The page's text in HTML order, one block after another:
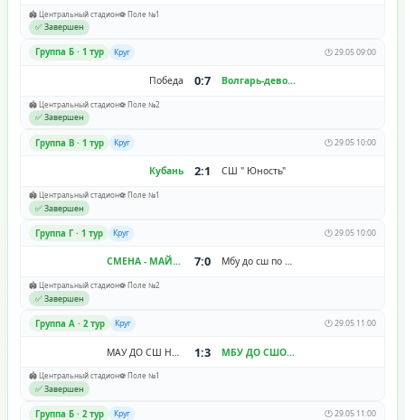
🏟️ Центральный стадион⚽ Поле №1
✅ Завершен
Группа Б · 1 тур Круг 🕐 29.05 09:00
Победа 0:7 Волгарь-девочки
🏟️ Центральный стадион⚽ Поле №2
✅ Завершен
Группа В · 1 тур Круг 🕐 29.05 10:00
Кубань 2:1 СШ " Юность"
🏟️ Центральный стадион⚽ Поле №1
✅ Завершен
Группа Г · 1 тур Круг 🕐 29.05 10:00
СМЕНА - МАЙСТРЕНКО 7:0 Мбу до сш по футболу г. Ставрополя
🏟️ Центральный стадион⚽ Поле №2
✅ Завершен
Группа A · 2 тур Круг 🕐 29.05 11:00
1:3 МБУ ДО СШОР №11 "Зенит-Волгоград"
🏟️ Центральный стадион⚽ Поле №1
✅ Завершен
Группа Б · 2 тур Круг 🕐 29.05 11:00